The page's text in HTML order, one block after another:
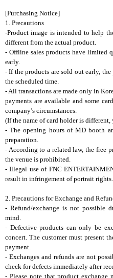
[Purchasing Notice]
1. Precautions
-Product image is intended to help
different from the actual product.
- Offline sales products have limited
early.
- If the products are sold out early,
the scheduled time.
- All transactions are made only in
payments are available and some
company’s circumstances.
(If the name of card holder is different,
- The opening hours of MD booth
preparation.
- According to a related law, the free
the venue is prohibited.
- Illegal use of FNC
result in infringement of portrait rights.
2. Precautions for Exchange and
- Refund/exchange is not possible
mind.
- Defective products can only be
concert. The customer must present
payment.
- Exchanges and refunds are not
check for defects immediately after
- Please note that product